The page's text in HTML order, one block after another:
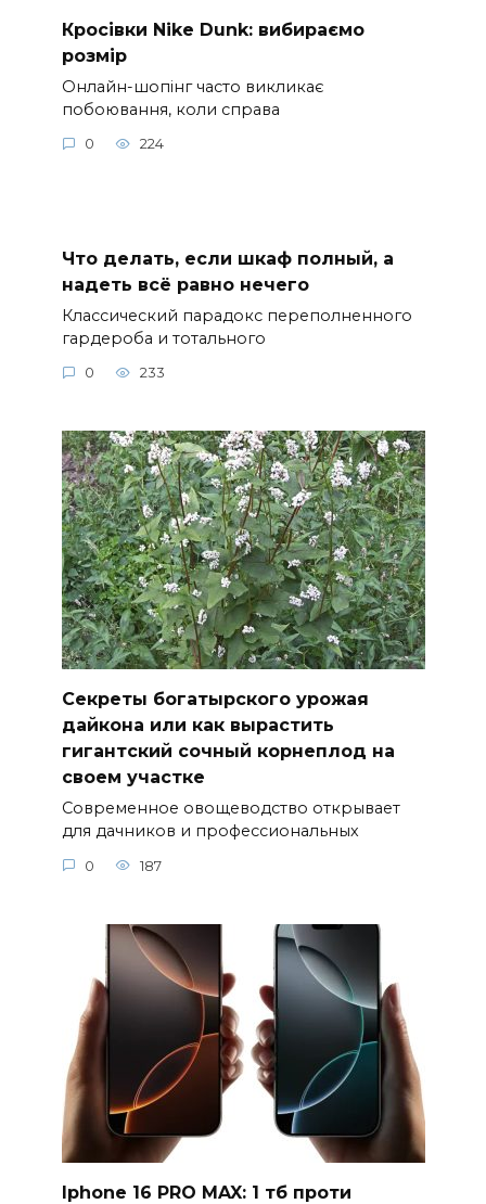
Кросівки Nike Dunk: вибираємо
розмір
Онлайн-шопінг часто викликає
побоювання, коли справа
0 224
Что делать, если шкаф полный, а
надеть всё равно нечего
Классический парадокс переполненного
гардероба и тотального
0 233
Секреты богатырского урожая
дайкона или как вырастить
гигантский сочный корнеплод на
своем участке
Современное овощеводство открывает
для дачников и профессиональных
0 187
Iphone 16 PRO MAX: 1 тб проти